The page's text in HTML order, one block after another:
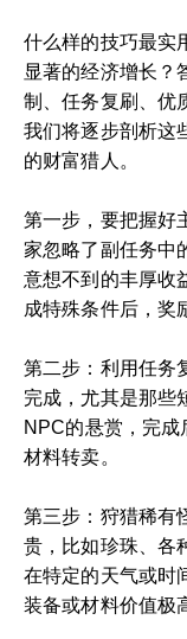
什么样的技巧最实
显著的经济增长？
制、任务复刷、优
我们将逐步剖析这
的财富猎人。
第一步，要把握好
家忽略了副任务中
意想不到的丰厚收
成特殊条件后，奖
第二步：利用任务
完成，尤其是那些
NPC的悬赏，完
材料转卖。
第三步：狩猎稀有
贵，比如珍珠、各
在特定的天气或时
装备或材料价值极